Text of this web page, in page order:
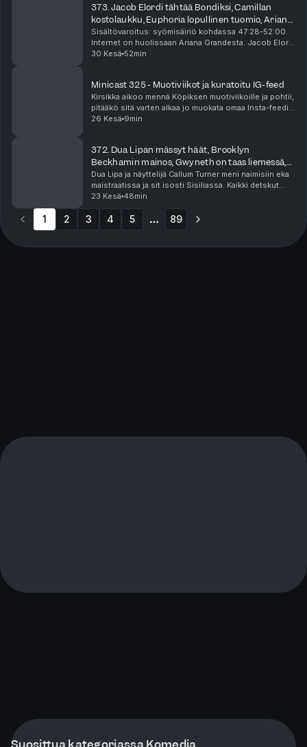
373. Jacob Elordi tähtää Bondiksi, Camillan
kostolaukku, Euphoria lopullinen tuomio, Ariana
Granden bänksit
Sisältövaroitus: syömisäiriö kohdassa 47:28-52:00.
Internet on huolissaan Ariana Grandesta. Jacob Elordi
on vahva ehdokas seuraavaksi James Bondiksi, ja
30 Kesä 52min
Minicast 325 - Muotiviikot ja kuratoitu IG-feed
Kirsikka aikoo mennä Köpiksen muotiviikoille ja pohtii,
pitääkö sitä varten alkaa jo muokata omaa Insta-feediä
coolimmaksi. Raya on jättänyt syvät traumat! Minicast
26 Kesä 9min
372. Dua Lipan mässyt häät, Brooklyn
Beckhamin mainos, Gwyneth on taas liemessä,
Yoni-pimppimuna
Dua Lipa ja näyttelijä Callum Turner meni naimisiin eka
maistraatissa ja sit isosti Sisiliassa. Kaikki detskut
häistä kiinnostaa! Lukuisat asut, menut ja vieraslista.
Beckhamin perheen musta lammas, e...
23 Kesä 48min
1 2 3 4 5 89